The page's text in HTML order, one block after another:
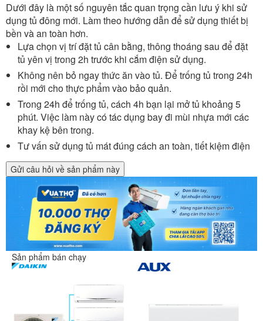
Dưới đây là một số nguyên tắc quan trọng cần lưu ý khi sử
dụng tủ đông mới. Làm theo hướng dẫn để sử dụng thiết bị
bền và an toàn hơn.
Lựa chọn vị trí đặt tủ cân bằng, thông thoáng sau để đặt
tủ yên vị trong 2h trước khi cắm điện sử dụng.
Không nên bỏ ngay thức ăn vào tủ. Để trống tủ trong 24h
rồi mới cho thực phẩm vào bảo quản.
Trong 24h để trống tủ, cách 4h bạn lại mở tủ khoảng 5
phút. Việc làm này có tác dụng bay đi mùi nhựa mới các
khay kệ bên trong.
Tư vấn sử dụng tủ mát đúng cách an toàn, tiết kiệm điện
Gửi câu hỏi về sản phẩm này
Sản phẩm bán chạy